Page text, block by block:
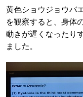
黄色ショウジョウバ
を観察すると、身体
動きが遅くなったり
ました。